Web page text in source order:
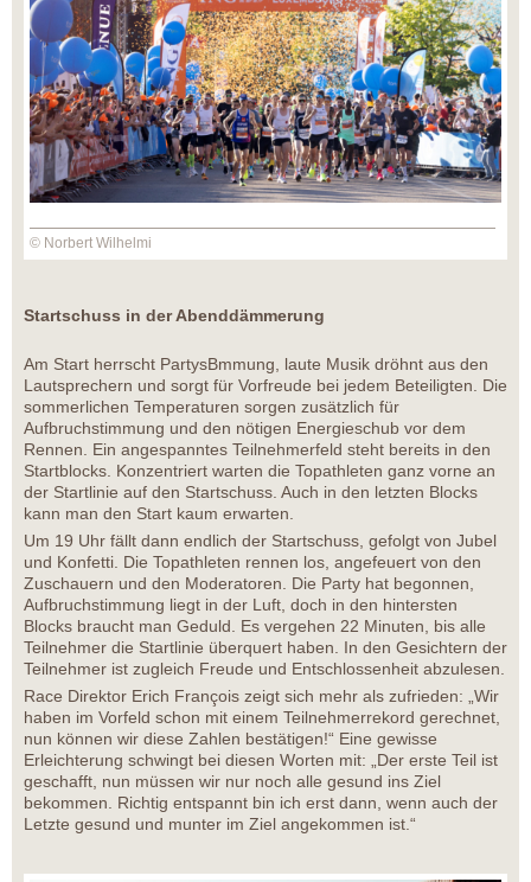
© Norbert Wilhelmi
Startschuss in der Abenddämmerung
Am Start herrscht PartysBmmung, laute Musik dröhnt aus den
Lautsprechern und sorgt für Vorfreude bei jedem Beteiligten. Die
sommerlichen Temperaturen sorgen zusätzlich für
Aufbruchstimmung und den nötigen Energieschub vor dem
Rennen. Ein angespanntes Teilnehmerfeld steht bereits in den
Startblocks. Konzentriert warten die Topathleten ganz vorne an
der Startlinie auf den Startschuss. Auch in den letzten Blocks
kann man den Start kaum erwarten.
Um 19 Uhr fällt dann endlich der Startschuss, gefolgt von Jubel
und Konfetti. Die Topathleten rennen los, angefeuert von den
Zuschauern und den Moderatoren. Die Party hat begonnen,
Aufbruchstimmung liegt in der Luft, doch in den hintersten
Blocks braucht man Geduld. Es vergehen 22 Minuten, bis alle
Teilnehmer die Startlinie überquert haben. In den Gesichtern der
Teilnehmer ist zugleich Freude und Entschlossenheit abzulesen.
Race Direktor Erich François zeigt sich mehr als zufrieden: „Wir
haben im Vorfeld schon mit einem Teilnehmerrekord gerechnet,
nun können wir diese Zahlen bestätigen!“ Eine gewisse
Erleichterung schwingt bei diesen Worten mit: „Der erste Teil ist
geschafft, nun müssen wir nur noch alle gesund ins Ziel
bekommen. Richtig entspannt bin ich erst dann, wenn auch der
Letzte gesund und munter im Ziel angekommen ist.“